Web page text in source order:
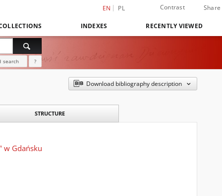
EN PL Contrast Share
INDEXES RECENTLY VIEWED
search ?
Download bibliography description
STRUCTURE
w Gdańsku